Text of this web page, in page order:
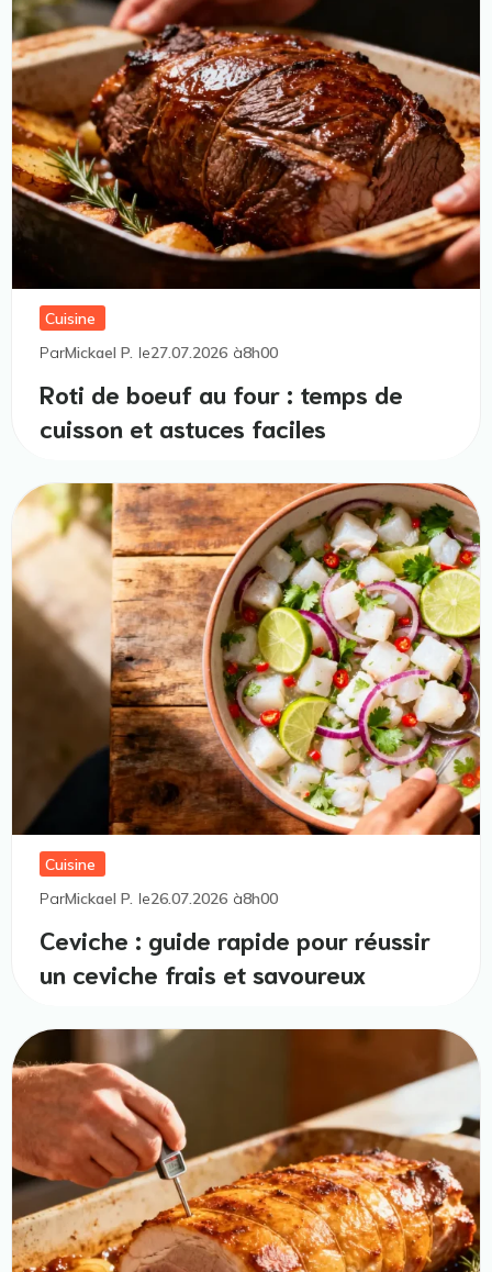
Cuisine
ParMickael P. le27.07.2026 à8h00
Roti de boeuf au four : temps de
cuisson et astuces faciles
Cuisine
ParMickael P. le26.07.2026 à8h00
Ceviche : guide rapide pour réussir
un ceviche frais et savoureux